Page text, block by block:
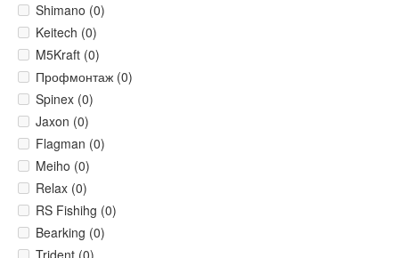
Shimano (0)
Keitech (0)
M5Kraft (0)
Профмонтаж (0)
Spinex (0)
Jaxon (0)
Flagman (0)
Meiho (0)
Relax (0)
RS Fishihg (0)
Bearking (0)
Trident (0)